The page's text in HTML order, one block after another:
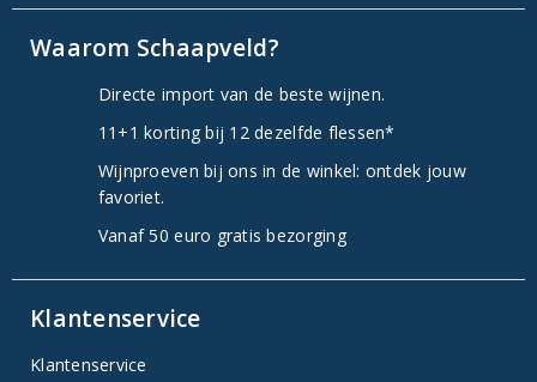
Waarom Schaapveld?
Directe import van de beste wijnen.
11+1 korting bij 12 dezelfde flessen*
Wijnproeven bij ons in de winkel: ontdek jouw
favoriet.
Vanaf 50 euro gratis bezorging
Klantenservice
Klantenservice